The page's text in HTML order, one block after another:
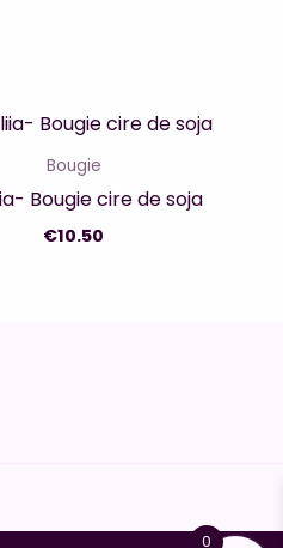
Bougie
Bougie cire de soja
€10.50
0